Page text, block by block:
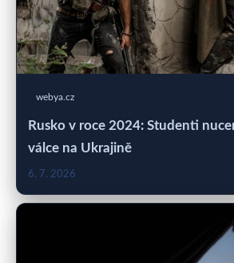
webya.cz
Rusko v roce 2024: Studenti
válce na Ukrajině
6. 7. 2026